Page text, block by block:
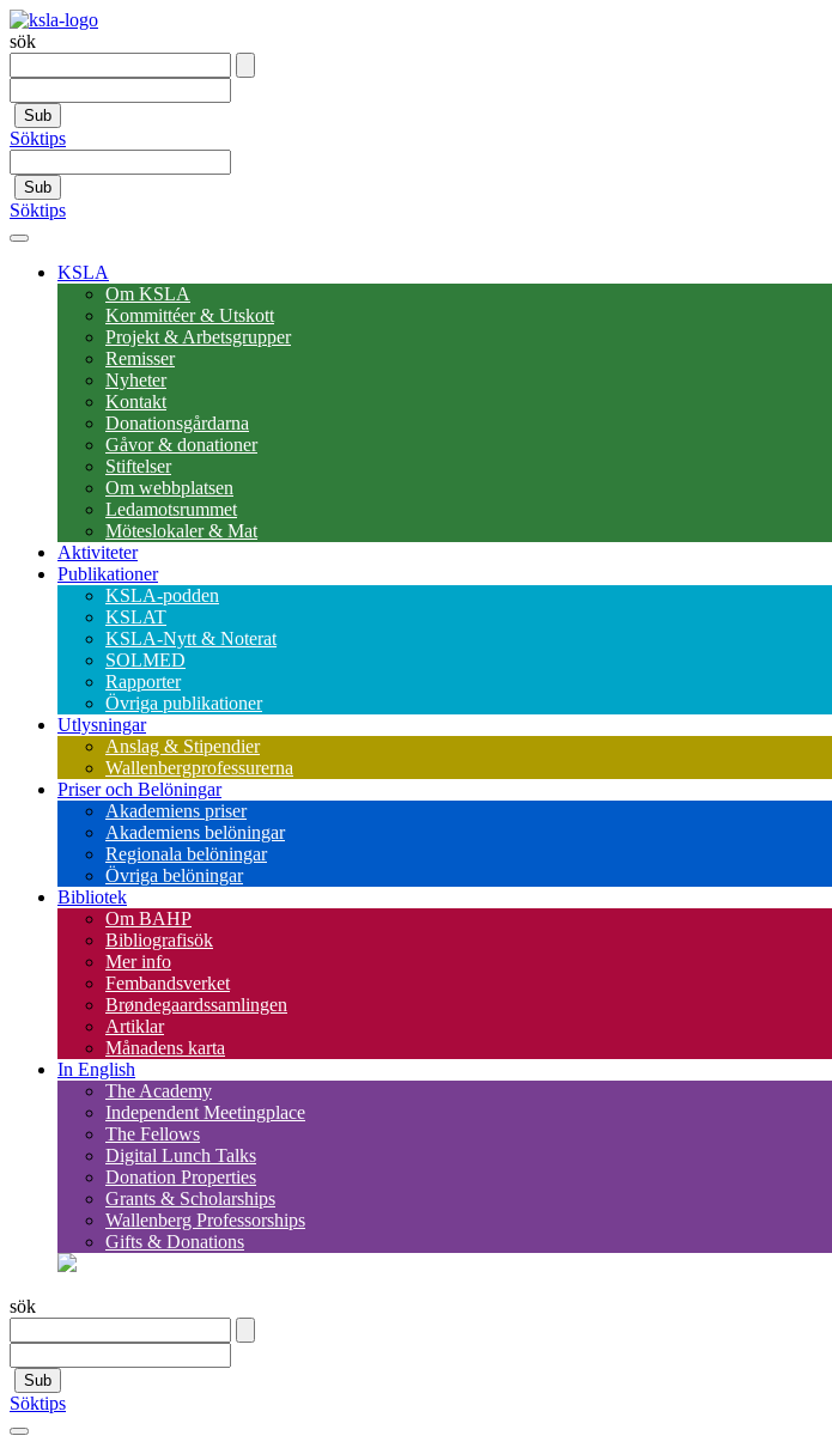
sök
Sub
Söktips
Sub
Söktips
KSLA
Om KSLA
Kommittéer & Utskott
Projekt & Arbetsgrupper
Remisser
Nyheter
Kontakt
Donationsgårdarna
Gåvor & donationer
Stiftelser
Om webbplatsen
Ledamotsrummet
Möteslokaler & Mat
Aktiviteter
Publikationer
KSLA-podden
KSLAT
KSLA-Nytt & Noterat
SOLMED
Rapporter
Övriga publikationer
Utlysningar
Anslag & Stipendier
Wallenbergprofessurerna
Priser och Belöningar
Akademiens priser
Akademiens belöningar
Regionala belöningar
Övriga belöningar
Bibliotek
Om BAHP
Bibliografisök
Mer info
Fembandsverket
Brøndegaardssamlingen
Artiklar
Månadens karta
In English
The Academy
Independent Meetingplace
The Fellows
Digital Lunch Talks
Donation Properties
Grants & Scholarships
Wallenberg Professorships
Gifts & Donations
sök
Sub
Söktips